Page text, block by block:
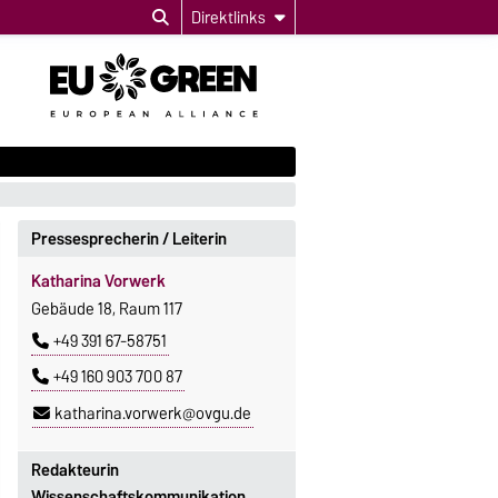
Direktlinks
Pressesprecherin / Leiterin
Katharina Vorwerk
Gebäude 18, Raum 117
+49 391 67-58751
+49 160 903 700 87
katharina.vorwerk@ovgu.de
Redakteurin